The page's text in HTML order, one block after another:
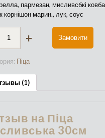
пармезан, мисливсбкі
корнішон марин., лук, соус
+ Замовити
Піца
(1)
на Піца
30см